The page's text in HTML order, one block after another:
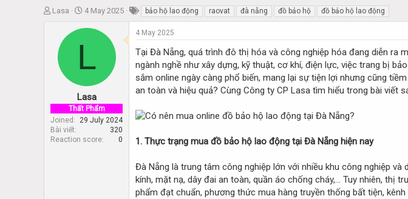
T
t
e
r
Lasa
S
d
t
e
4 May 2025 bảo hộ lao động raovat đà nẵng đồ bảo hộ đồ bảo hộ lao động
L
Lasa
Thất Phẩm
Joined
29 July 2024
Bài viết
320
Reaction score
0
4 May 2025
Tại Đà Nẵng, quá trình đô thị hóa và công nghiệp hóa đang diễn ra
ngành nghề như xây dựng, kỹ thuật, cơ khí, điện lực, việc trang bị
sắm online ngày càng phổ biến, mang lại sự tiện lợi nhưng cũng
an toàn và hiệu quả? Cùng Công ty CP Lasa tìm hiểu trong bài viết
1. Thực trạng mua đồ bảo hộ lao động tại Đà Nẵng hiện nay
Đà Nẵng là trung tâm công nghiệp lớn với nhiều khu công nghiệp
kính, mặt nạ, dây đai an toàn, quần áo chống cháy,... Tuy nhiên, thị
phẩm đạt chuẩn, phương thức mua hàng truyền thống bất tiện,